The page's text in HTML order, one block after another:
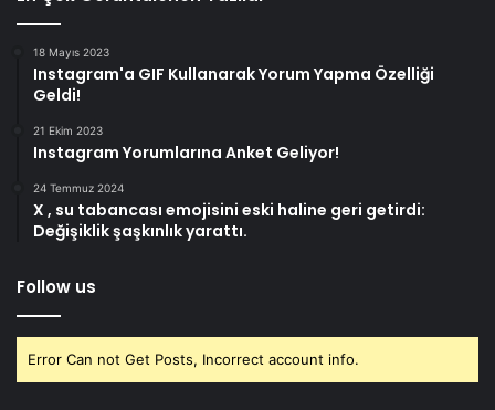
18 Mayıs 2023
Instagram'a GIF Kullanarak Yorum Yapma Özelliği
Geldi!
21 Ekim 2023
Instagram Yorumlarına Anket Geliyor!
24 Temmuz 2024
X , su tabancası emojisini eski haline geri getirdi:
Değişiklik şaşkınlık yarattı.
Follow us
Error Can not Get Posts, Incorrect account info.